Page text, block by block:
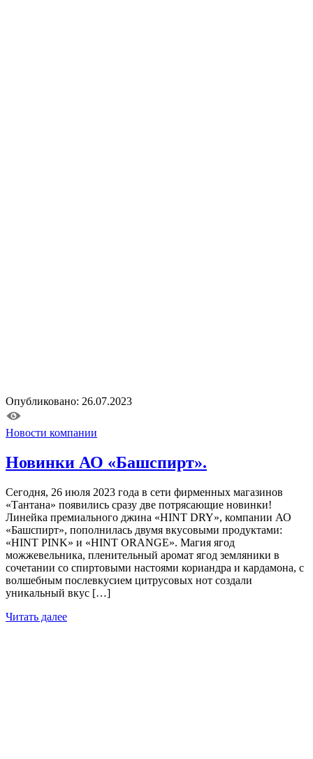
Опубликовано: 26.07.2023
Новости компании
Новинки АО «Башспирт».
Сегодня, 26 июля 2023 года в сети фирменных магазинов
«Тантана» появились сразу две потрясающие новинки!
Линейка премиального джина «HINT DRY», компании АО
«Башспирт», пополнилась двумя вкусовыми продуктами:
«HINT PINK» и «HINT ORANGE». Магия ягод
можжевельника, пленительный аромат ягод земляники в
сочетании со спиртовыми настоями кориандра и кардамона, с
волшебным послевкусием цитрусовых нот создали
уникальный вкус […]
Читать далее